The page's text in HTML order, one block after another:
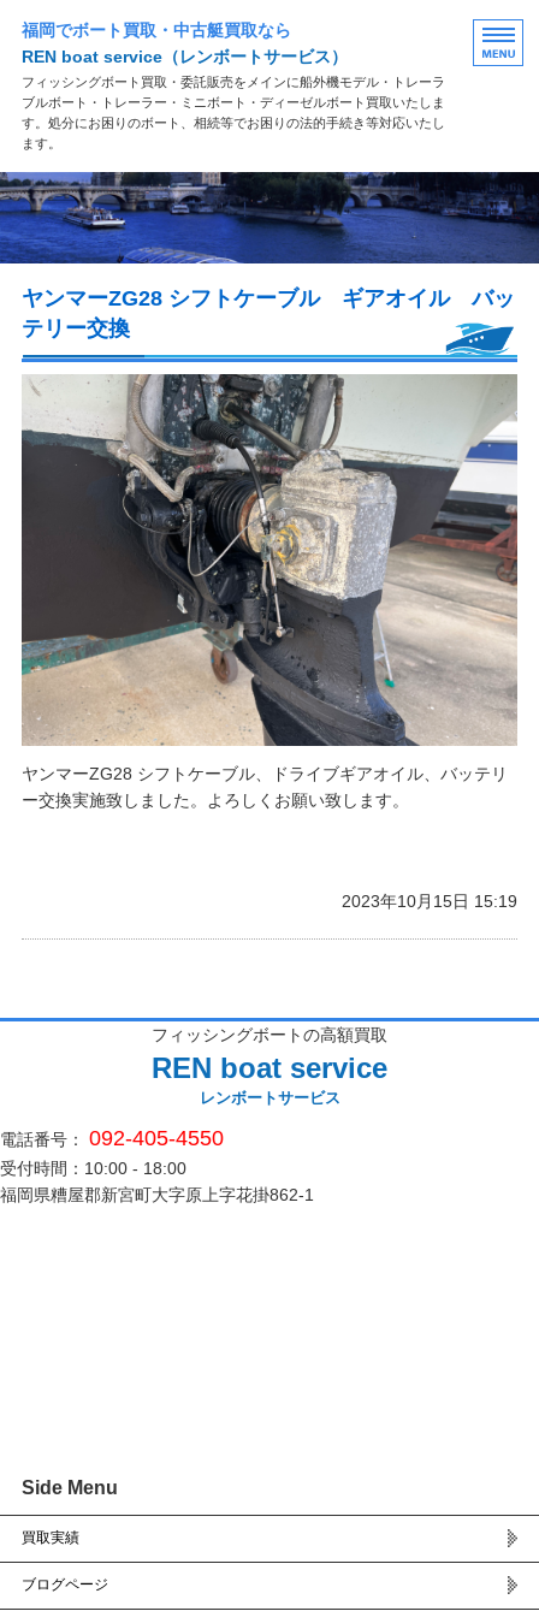
福岡でボート買取・中古艇買取なら
REN boat service（レンボートサービス）
フィッシングボート買取・委託販売をメインに船外機モデル・トレーラ
ブルボート・トレーラー・ミニボート・ディーゼルボート買取いたしま
す。処分にお困りのボート、相続等でお困りの法的手続き等対応いたし
ます。
買取案内
買取の流れ
よくある質問
ヤンマーZG28 シフトケーブル ギアオイル バッ
テリー交換
ヤンマーZG28 シフトケーブル、ドライブギアオイル、バッテリ
ー交換実施致しました。よろしくお願い致します。
2023年10月15日 15:19
フィッシングボートの高額買取
REN boat service
レンボートサービス
電話番号： 092-405-4550
受付時間：10:00 - 18:00
福岡県糟屋郡新宮町大字原上字花掛862-1
Side Menu
買取実績
ブログページ